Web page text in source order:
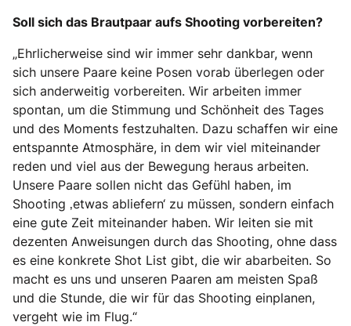
Soll sich das Brautpaar aufs Shooting vorbereiten?
„Ehrlicherweise sind wir immer sehr dankbar, wenn
sich unsere Paare keine Posen vorab überlegen oder
sich anderweitig vorbereiten. Wir arbeiten immer
spontan, um die Stimmung und Schönheit des Tages
und des Moments festzuhalten. Dazu schaffen wir eine
entspannte Atmosphäre, in dem wir viel miteinander
reden und viel aus der Bewegung heraus arbeiten.
Unsere Paare sollen nicht das Gefühl haben, im
Shooting ‚etwas abliefern‘ zu müssen, sondern einfach
eine gute Zeit miteinander haben. Wir leiten sie mit
dezenten Anweisungen durch das Shooting, ohne dass
es eine konkrete Shot List gibt, die wir abarbeiten. So
macht es uns und unseren Paaren am meisten Spaß
und die Stunde, die wir für das Shooting einplanen,
vergeht wie im Flug.“